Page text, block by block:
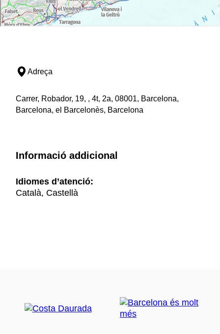
Adreça
Carrer, Robador, 19, , 4t, 2a, 08001, Barcelona,
Barcelona, el Barcelonès, Barcelona
Informació addicional
Idiomes d’atenció:
Català, Castellà